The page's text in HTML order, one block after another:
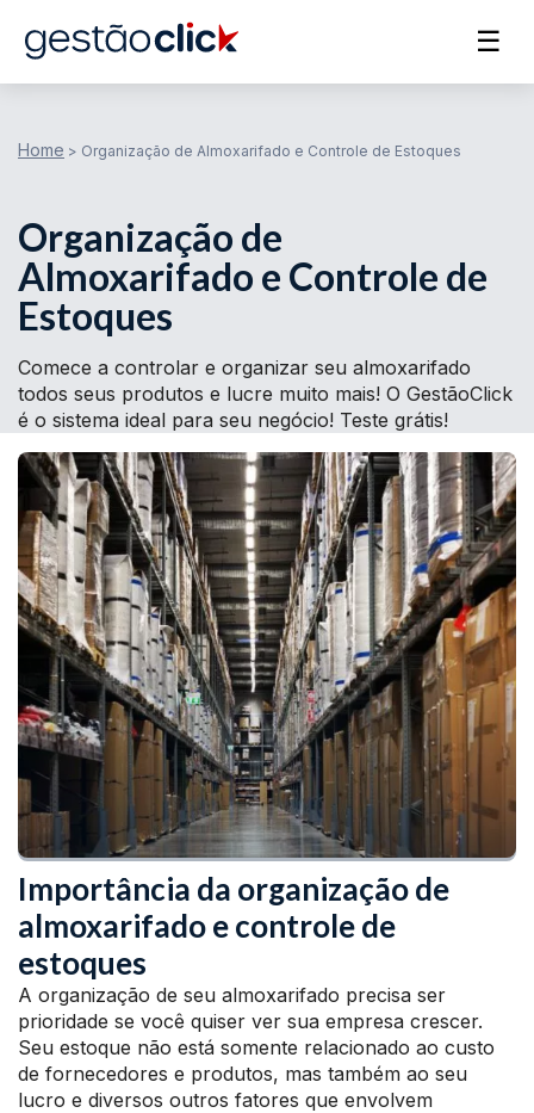
☰
Home > Organização de Almoxarifado e Controle de Estoques
Organização de
Almoxarifado e Controle de
Estoques
Comece a controlar e organizar seu almoxarifado
todos seus produtos e lucre muito mais! O GestãoClick
é o sistema ideal para seu negócio! Teste grátis!
Importância da organização de
almoxarifado e controle de
estoques
A organização de seu almoxarifado precisa ser
prioridade se você quiser ver sua empresa crescer.
Seu estoque não está somente relacionado ao custo
de fornecedores e produtos, mas também ao seu
lucro e diversos outros fatores que envolvem